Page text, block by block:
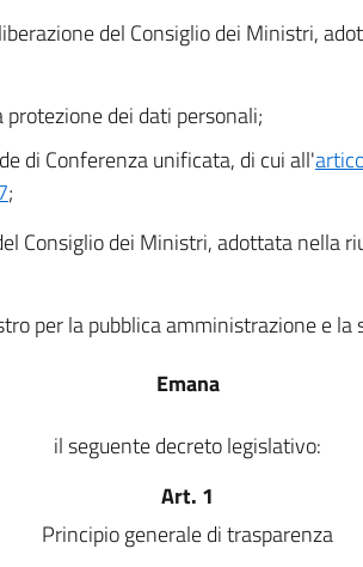
del Consiglio dei Ministri,
dei dati personali;
di Conferenza unificata, di cui all'
;
Consiglio dei Ministri, adottata nella
per la pubblica amministrazione e la
Emana
il seguente decreto legislativo:
Art. 1
Principio generale di trasparenza